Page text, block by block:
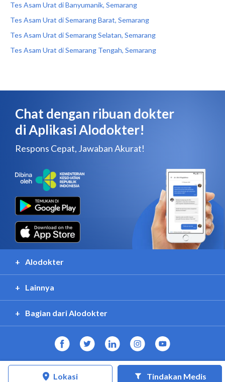
Tes Asam Urat di Banyumanik, Semarang
Tes Asam Urat di Semarang Barat, Semarang
Tes Asam Urat di Semarang Selatan, Semarang
Tes Asam Urat di Semarang Tengah, Semarang